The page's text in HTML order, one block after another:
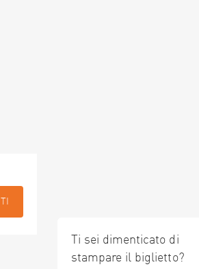
Ti sei dimenticato di
stampare il biglietto?